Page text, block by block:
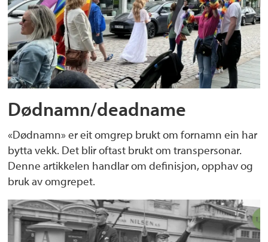
Dødnamn/deadname
«Dødnamn» er eit omgrep brukt om fornamn ein har
bytta vekk. Det blir oftast brukt om transpersonar.
Denne artikkelen handlar om definisjon, opphav og
bruk av omgrepet.